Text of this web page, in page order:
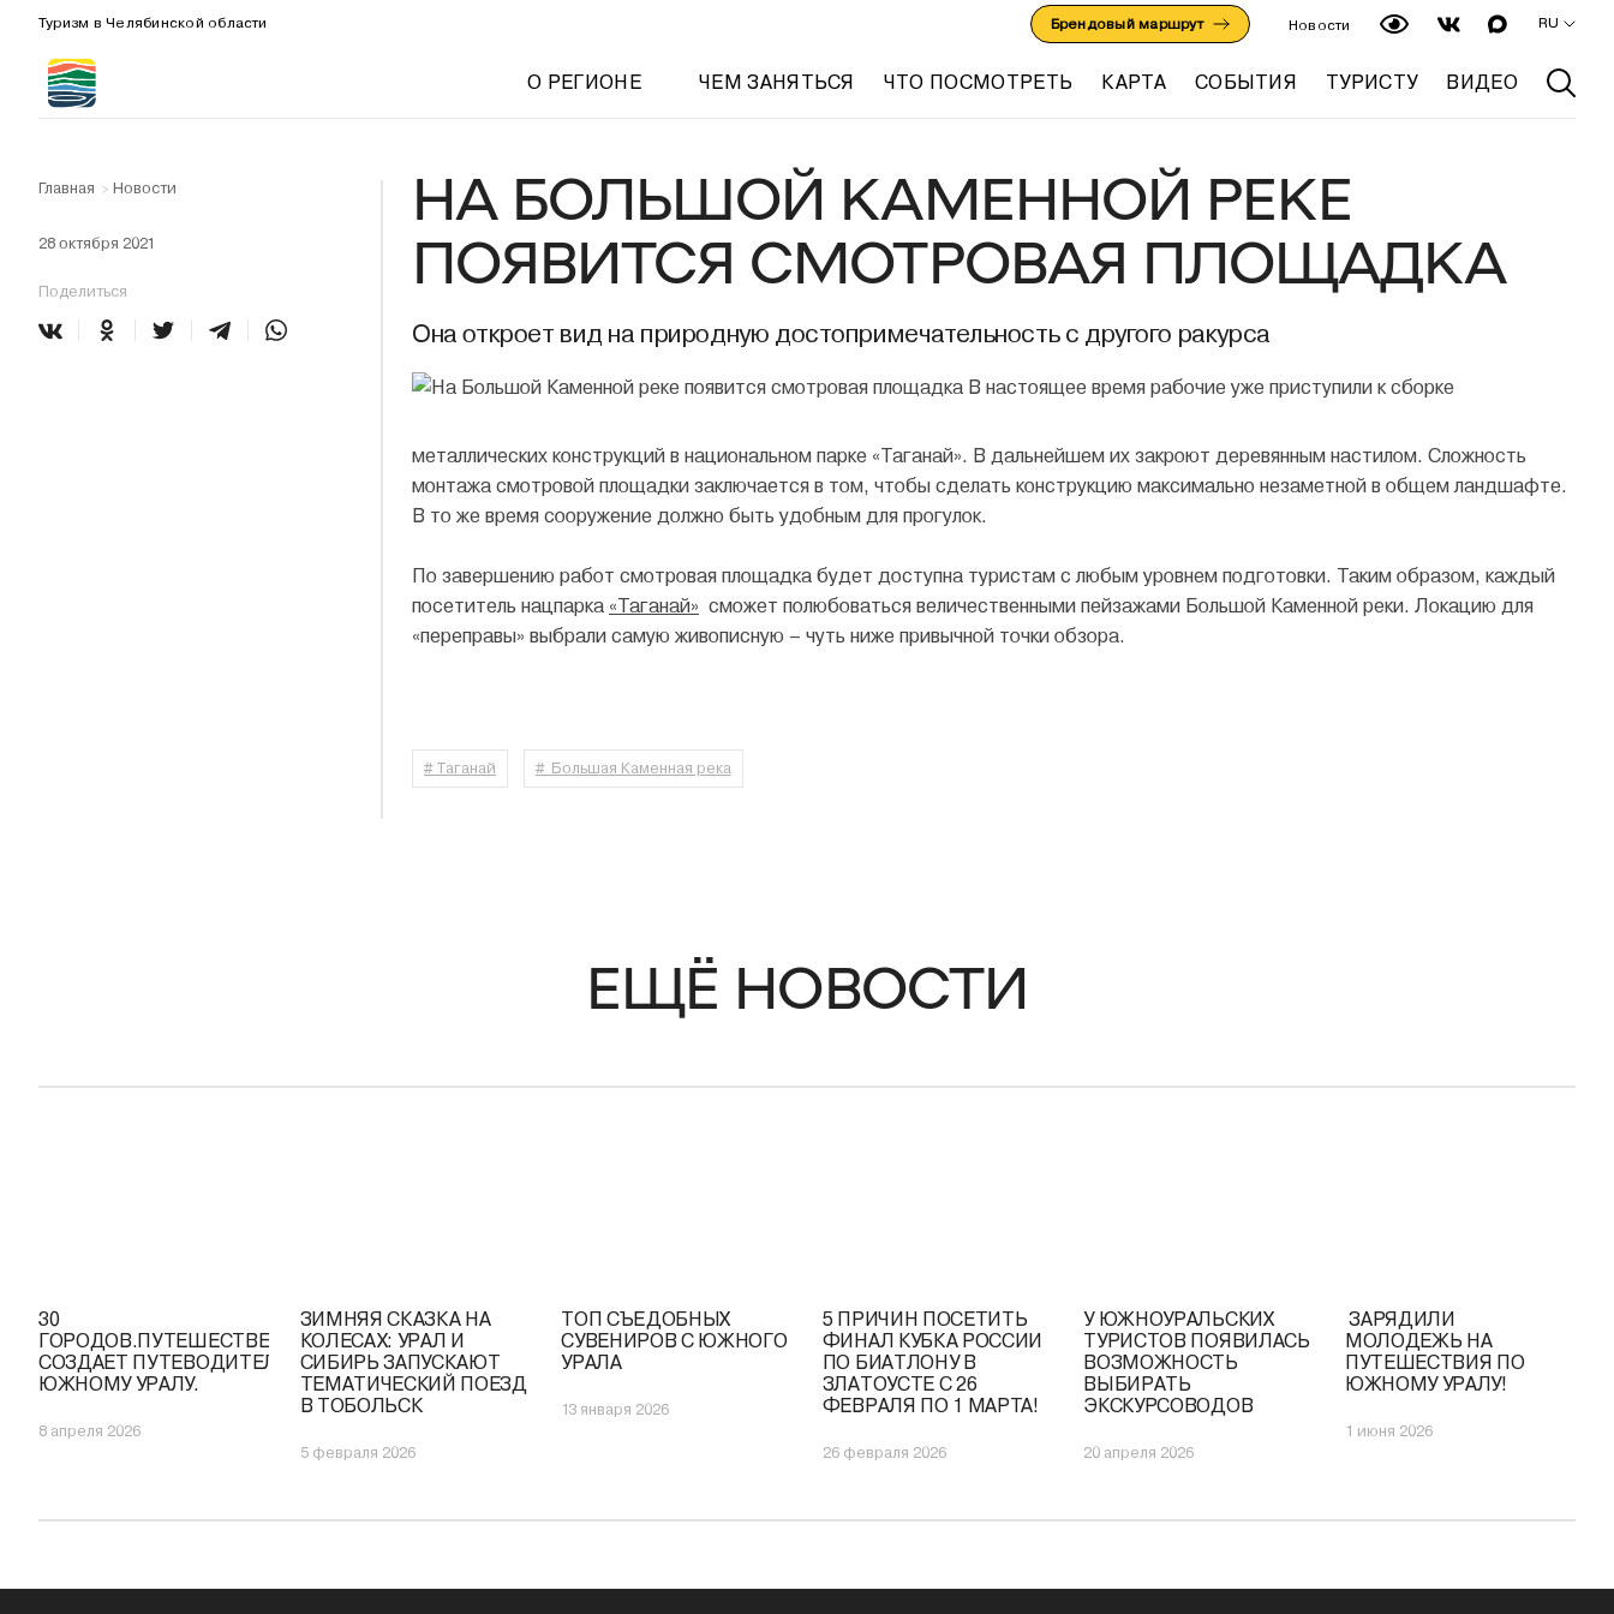
Туризм в Челябинской области Брендовый маршрут Новости RU
О РЕГИОНЕ ЧЕМ ЗАНЯТЬСЯ ЧТО ПОСМОТРЕТЬ КАРТА СОБЫТИЯ ТУРИСТУ ВИДЕО
Главная > Новости
28 октября 2021
Поделиться
НА БОЛЬШОЙ КАМЕННОЙ РЕКЕ
ПОЯВИТСЯ СМОТРОВАЯ ПЛОЩАДКА
Она откроет вид на природную достопримечательность с другого ракурса
В настоящее время рабочие уже приступили к сборке
металлических конструкций в национальном парке «Таганай». В дальнейшем их закроют деревянным настилом. Сложность
монтажа смотровой площадки заключается в том, чтобы сделать конструкцию максимально незаметной в общем ландшафте.
В то же время сооружение должно быть удобным для прогулок.
По завершению работ смотровая площадка будет доступна туристам с любым уровнем подготовки. Таким образом, каждый
посетитель нацпарка «Таганай» сможет полюбоваться величественными пейзажами Большой Каменной реки. Локацию для
«переправы» выбрали самую живописную – чуть ниже привычной точки обзора.
# Таганай # Большая Каменная река
ЕЩЁ НОВОСТИ
30
ГОРОДОВ.ПУТЕШЕСТВЕННИЦА
СОЗДАЕТ ПУТЕВОДИТЕЛЬ ПО
ЮЖНОМУ УРАЛУ.
8 апреля 2026
ЗИМНЯЯ СКАЗКА НА
КОЛЕСАХ: УРАЛ И
СИБИРЬ ЗАПУСКАЮТ
ТЕМАТИЧЕСКИЙ ПОЕЗД
В ТОБОЛЬСК
5 февраля 2026
ТОП СЪЕДОБНЫХ
СУВЕНИРОВ С ЮЖНОГО
УРАЛА
13 января 2026
5 ПРИЧИН ПОСЕТИТЬ
ФИНАЛ КУБКА РОССИИ
ПО БИАТЛОНУ В
ЗЛАТОУСТЕ С 26
ФЕВРАЛЯ ПО 1 МАРТА!
26 февраля 2026
У ЮЖНОУРАЛЬСКИХ
ТУРИСТОВ ПОЯВИЛАСЬ
ВОЗМОЖНОСТЬ
ВЫБИРАТЬ
ЭКСКУРСОВОДОВ
20 апреля 2026
️ ЗАРЯДИЛИ
МОЛОДЕЖЬ НА
ПУТЕШЕСТВИЯ ПО
ЮЖНОМУ УРАЛУ!
1 июня 2026